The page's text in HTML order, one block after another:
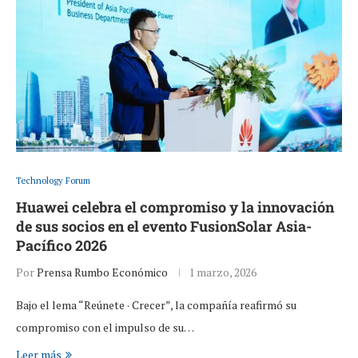
Technology Forum
Huawei celebra el compromiso y la innovación
de sus socios en el evento FusionSolar Asia-
Pacífico 2026
PorPrensa Rumbo Económico 1 marzo, 2026
Bajo el lema “Reúnete · Crecer”, la compañía reafirmó su
compromiso con el impulso de su…
Leer más